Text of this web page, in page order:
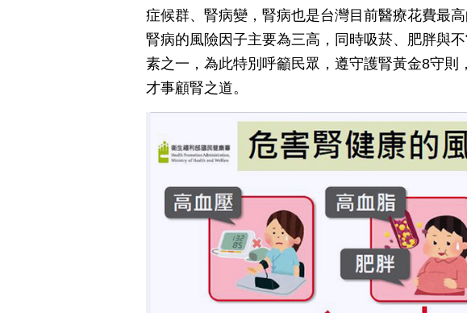
症候群、腎病變，腎病也是台灣目前醫療花費最
腎病的風險因子主要為三高 ，同時吸菸、肥胖與
素之一，為此特別呼籲民眾，遵守護腎黃金8守則
才事顧腎之道。